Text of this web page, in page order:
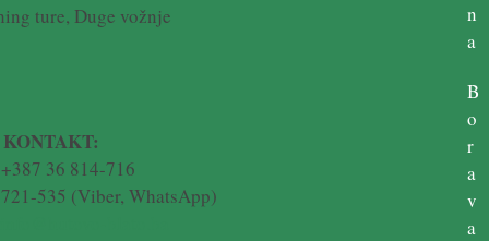
ture, Duge vožnje
KONTAKT:
36 814-716
535 (Viber, WhatsApp)
n
a
B
o
r
a
v
a